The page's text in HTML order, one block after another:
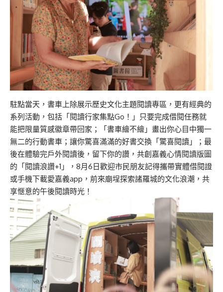
駐點當天，書車上除展示歷史文化主題閱讀專區，更有經典的
系列活動，包括「閱讀行家集點Go！」只要完成借閱任務就
能把限量質感徽章帶回家；「書車繪不繪」畫出你心目中獨一
無二的行動書車；讓你驚喜滿滿的好書交換「驚喜閱讀」；最
後在體驗完戶外閱讀後，留下你的讚，共創嘉義心情閱讀版圖
的「閱讀浪讚+1」，8月6日歡迎市民朋友記得攜帶實體借閱證
或手機下載愛嘉義app，前來廟埕探索諸羅城的文化浪潮，共
享愜意的午後閱讀時光！